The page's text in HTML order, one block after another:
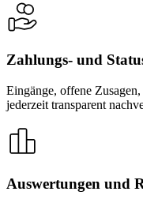
Zahlungs- und
Eingänge, offene
jederzeit transparent
Auswertungen und